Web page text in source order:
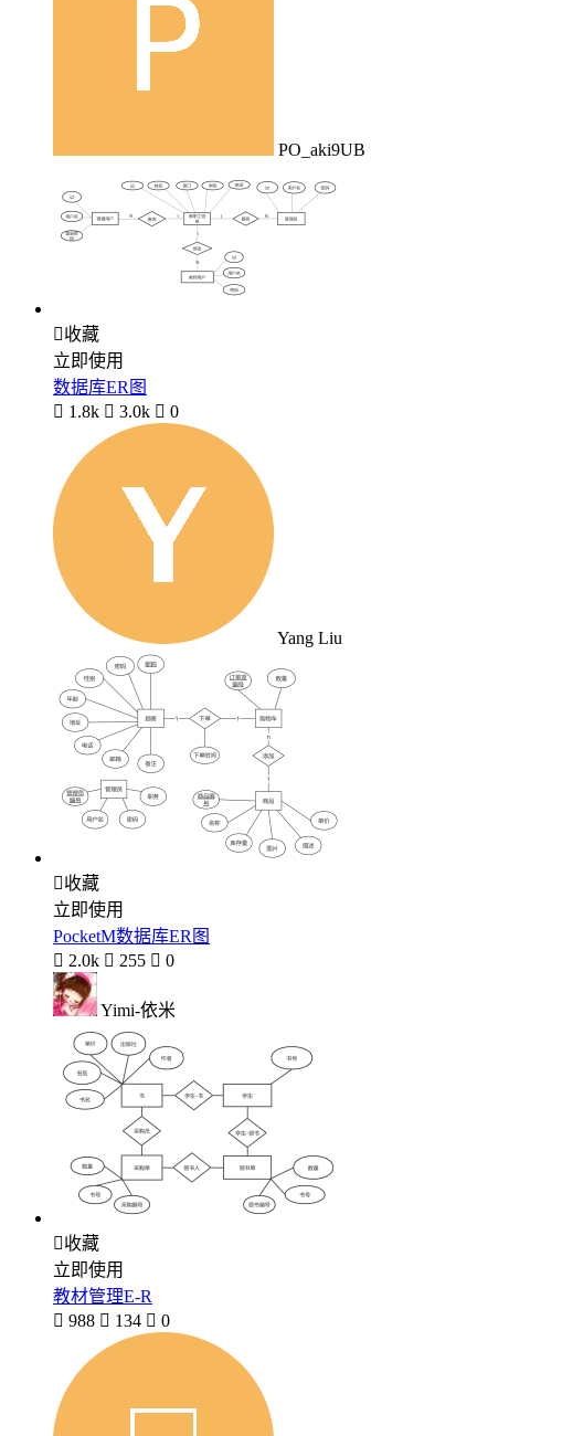
PO_aki9UB
收藏
立即使用
数据库ER图
 1.8k  3.0k  0
Yang Liu
收藏
立即使用
PocketM数据库ER图
 2.0k  255  0
Yimi-依米
收藏
立即使用
教材管理E-R
 988  134  0